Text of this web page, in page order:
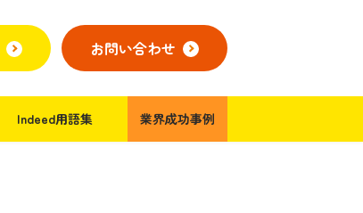
お問い合わせ
Indeed用語集 業界成功事例